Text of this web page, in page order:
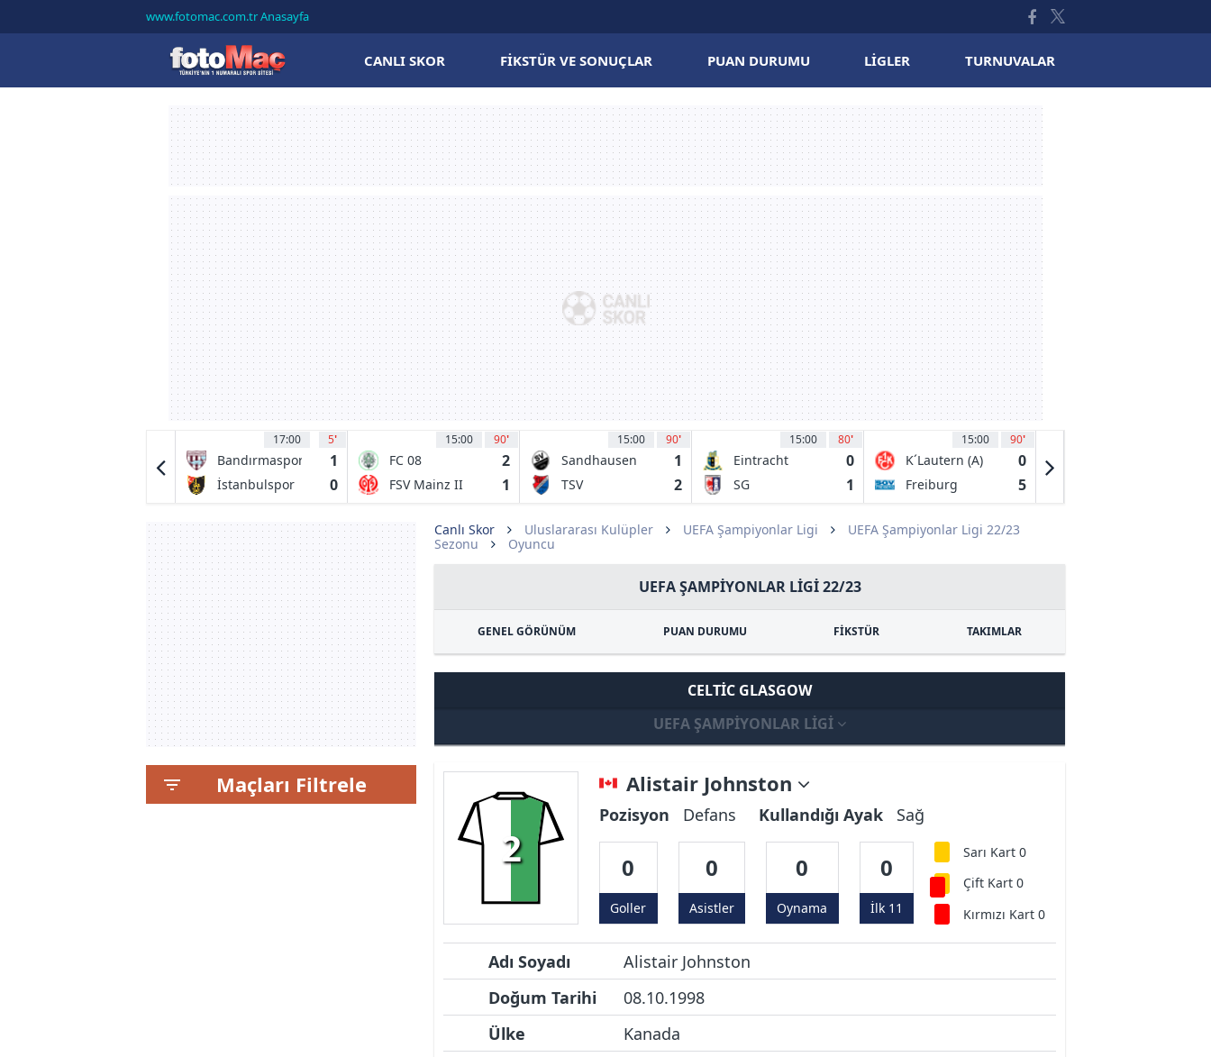
www.fotomac.com.tr Anasayfa
CANLI SKOR FIKSTÜR VE SONUÇLAR PUAN DURUMU LIGLER TURNUVALAR
0
17:00 5'
Bandırmaspor 1
İstanbulspor 0
15:00 90'
FC 08
Homburg-
2
FSV Mainz II 1
15:00 90'
Sandhausen 1
TSV
1921
2
15:00 80'
Eintracht
Trier
0
SG
Fulda-
Lehnerz
1
15:00 90'
K´Lautern (A) 0
Freiburg 5
Maçları Filtrele
Canlı Skor Uluslararası Kulüpler UEFA Şampiyonlar Ligi
UEFA Şampiyonlar Ligi 22/23
Sezonu
Oyuncu
UEFA ŞAMPIYONLAR LIGI 22/23
GENEL GÖRÜNÜM PUAN DURUMU FİKSTÜR TAKIMLAR
CELTIC GLASGOW
UEFA ŞAMPIYONLAR LIGI
2
Alistair Johnston
Pozisyon Defans Kullandığı Ayak Sağ
0
Goller
0
Asistler
0
Oynama
0
İlk 11
Sarı Kart 0
Çift Kart 0
Kırmızı Kart 0
Adı Soyadı
Alistair Johnston
Doğum Tarihi
08.10.1998
Ülke
Kanada